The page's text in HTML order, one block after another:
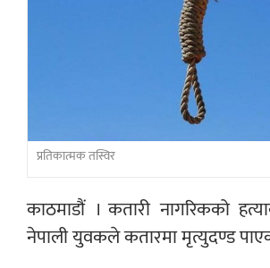
प्रतिकात्मक तस्विर
काठमाडौं । कतारी नागरिकको
नेपाली युवकले कतारमा मृत्युदण्ड